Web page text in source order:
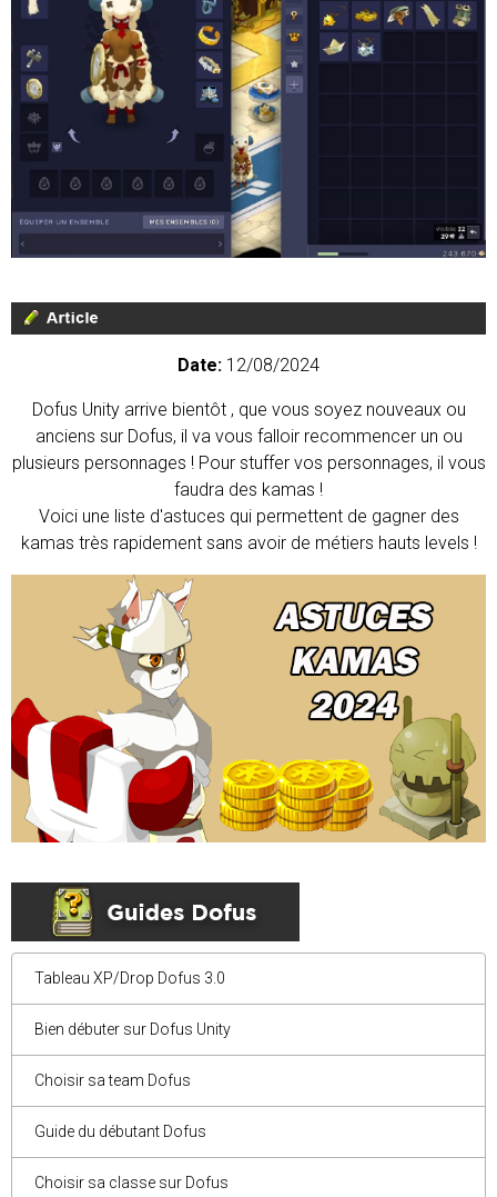
Date: 12/08/2024
Dofus Unity arrive bientôt , que vous soyez nouveaux ou
anciens sur Dofus, il va vous falloir recommencer un ou
plusieurs personnages ! Pour stuffer vos personnages, il vous
faudra des kamas !
Voici une liste d'astuces qui permettent de gagner des
kamas très rapidement sans avoir de métiers hauts levels !
Tableau XP/Drop Dofus 3.0
Bien débuter sur Dofus Unity
Choisir sa team Dofus
Guide du débutant Dofus
Choisir sa classe sur Dofus